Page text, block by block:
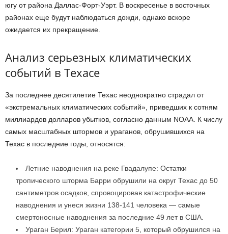
югу от района Даллас-Форт-Уэрт. В воскресенье в восточных
районах еще будут наблюдаться дожди, однако вскоре
ожидается их прекращение.
Анализ серьезных климатических
событий в Техасе
За последнее десятилетие Техас неоднократно страдал от
«экстремальных климатических событий», приведших к сотням
миллиардов долларов убытков, согласно данным NOAA. К числу
самых масштабных штормов и ураганов, обрушившихся на
Техас в последние годы, относятся:
Летние наводнения на реке Гвадалупе: Остатки
тропического шторма Барри обрушили на округ Техас до 50
сантиметров осадков, спровоцировав катастрофические
наводнения и унеся жизни 138-141 человека — самые
смертоносные наводнения за последние 49 лет в США.
Ураган Берил: Ураган категории 5, который обрушился на